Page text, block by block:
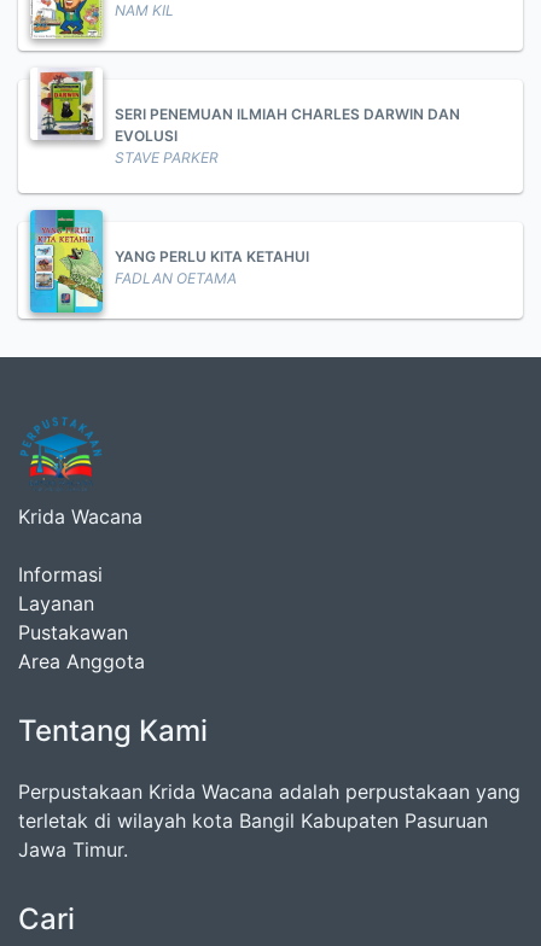
NAM KIL
SERI PENEMUAN ILMIAH CHARLES DARWIN DAN
EVOLUSI
STAVE PARKER
YANG PERLU KITA KETAHUI
FADLAN OETAMA
Krida Wacana
Informasi
Layanan
Pustakawan
Area Anggota
Tentang Kami
Perpustakaan Krida Wacana adalah perpustakaan yang
terletak di wilayah kota Bangil Kabupaten Pasuruan
Jawa Timur.
Cari